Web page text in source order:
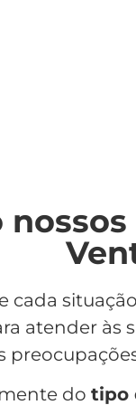
cada
atender às
do tipo